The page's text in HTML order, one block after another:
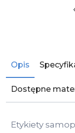
Opis
Dostępne
Etykiety